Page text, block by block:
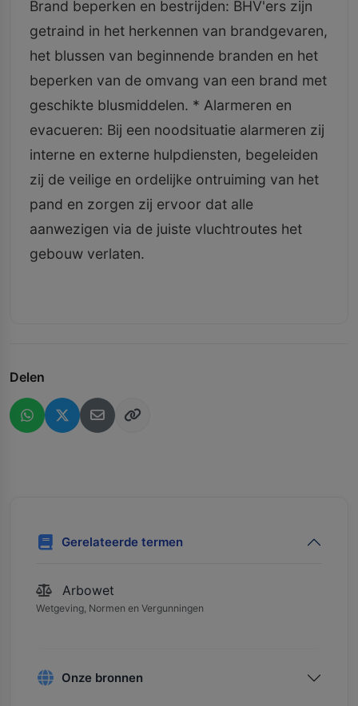
Brand beperken en bestrijden: BHV'ers zijn
getraind in het herkennen van brandgevaren,
het blussen van beginnende branden en het
beperken van de omvang van een brand met
geschikte blusmiddelen. * Alarmeren en
evacueren: Bij een noodsituatie alarmeren zij
interne en externe hulpdiensten, begeleiden
zij de veilige en ordelijke ontruiming van het
pand en zorgen zij ervoor dat alle
aanwezigen via de juiste vluchtroutes het
gebouw verlaten.
Delen
Gerelateerde termen
Arbowet
Wetgeving, Normen en Vergunningen
Onze bronnen